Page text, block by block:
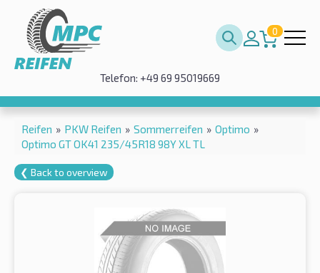
0
Telefon: +49 69 95019669
Reifen » PKW Reifen » Sommerreifen » Optimo »
Optimo GT OK41 235/45R18 98Y XL TL
❮ Back to overview